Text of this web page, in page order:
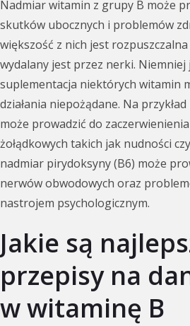
Nadmiar witamin z grupy B może
skutków ubocznych i problemów
większość z nich jest
wydalany jest przez nerki.
suplementacja niektórych witamin
działania niepożądane. Na
może prowadzić do
żołądkowych takich jak nudności
nadmiar pirydoksyny (B6) może
nerwów obwodowych oraz
nastrojem psychologicznym.
Jakie są
przepisy na
w witaminę B